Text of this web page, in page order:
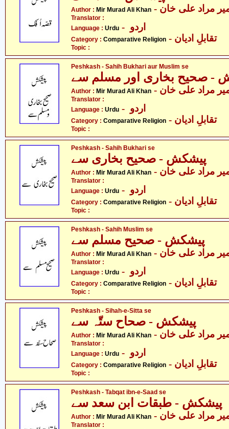
Author : Mir Murad Ali Khan میر مراد علی خان
Translator :
Language : Urdu
Category : Comparative Religion - تقابلِ ادیان
Topic :
Peshkash - Sahih Bukhari aur Muslim se
- صحیح بخاری اور مسلم سے
Author : Mir Murad Ali Khan میر مراد علی خان
Translator :
Language : Urdu
Category : Comparative Religion - تقابلِ ادیان
Topic :
Peshkash - Sahih Bukhari se
پیشکش - صحیح بخاری سے
Author : Mir Murad Ali Khan میر مراد علی خان
Translator :
Language : Urdu
Category : Comparative Religion - تقابلِ ادیان
Topic :
Peshkash - Sahih Muslim se
پیشکش - صحیح مسلم سے
Author : Mir Murad Ali Khan میر مراد علی خان
Translator :
Language : Urdu
Category : Comparative Religion - تقابلِ ادیان
Topic :
Peshkash - Sihah-e-Sitta se
پیشکش - صحاح ستّہ سے
Author : Mir Murad Ali Khan میر مراد علی خان
Translator :
Language : Urdu
Category : Comparative Religion - تقابلِ ادیان
Topic :
Peshkash - Tabqat ibn-e-Saad se
پیشکش - طبقات ابن سعد سے
Author : Mir Murad Ali Khan میر مراد علی خان
Translator :